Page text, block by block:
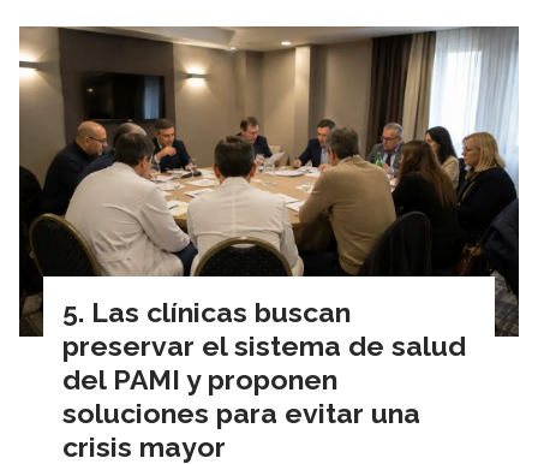
Las clínicas buscan
preservar el sistema de salud
del PAMI y proponen
soluciones para evitar una
crisis mayor